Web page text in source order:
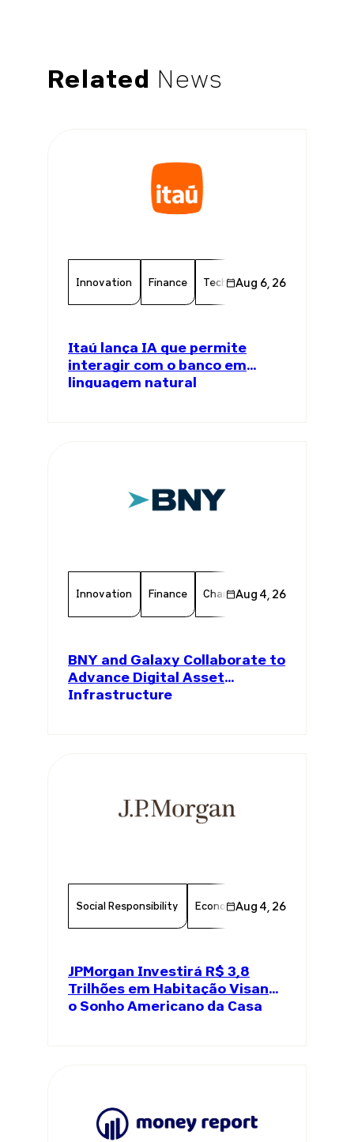
Related News
Innovation Finance Technology Chamber
Aug 6, 26
Itaú lança IA que permite
interagir com o banco em
linguagem natural
Innovation Finance Chamber Member
Aug 4, 26
BNY and Galaxy Collaborate to
Advance Digital Asset
Infrastructure
Social Responsibility Economy Finance
Aug 4, 26
JPMorgan Investirá R$ 3,8
Trilhões em Habitação Visando
o Sonho Americano da Casa